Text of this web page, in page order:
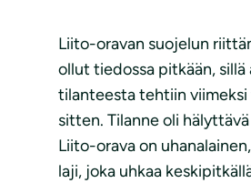
Liito-oravan suojelun
ollut tiedossa pitkään, sillä
tilanteesta tehtiin
sitten. Tilanne oli
Liito-orava on
laji, joka uhkaa